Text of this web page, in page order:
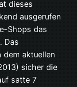
dieses
ausgerufen
Shops das
Das
aktuellen
sicher die
satte 7